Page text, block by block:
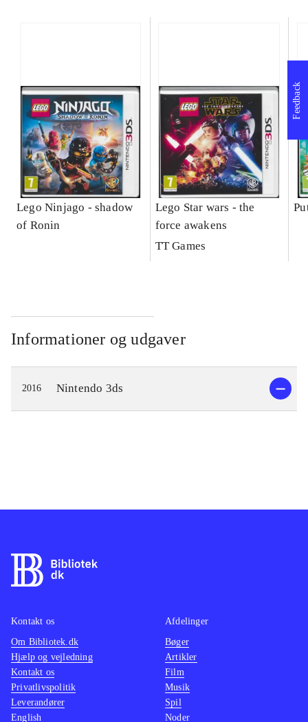
Lego Ninjago - shadow
of Ronin
Lego Star wars - the
force awakens
TT Games
Informationer og udgaver
2016 Nintendo 3ds
Feedback
Kontakt os
Om Bibliotek.dk
Hjælp og vejledning
Kontakt os
Privatlivspolitik
Leverandører
English
Afdelinger
Bøger
Artikler
Film
Musik
Spil
Noder